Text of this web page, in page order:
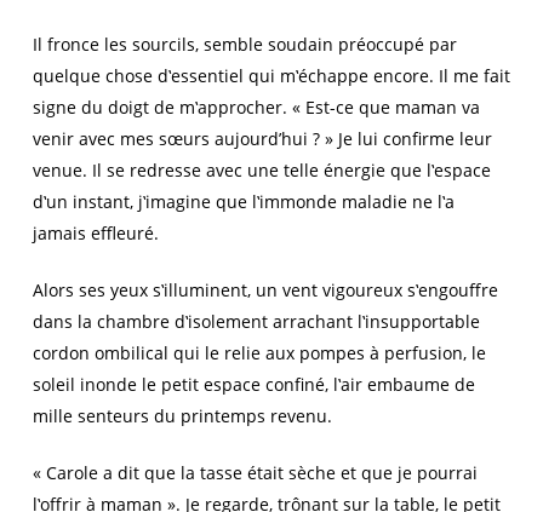
Il fronce les sourcils, semble soudain préoccupé par
quelque chose d‛essentiel qui m‛échappe encore. Il me fait
signe du doigt de m‛approcher. « Est-ce que maman va
venir avec mes sœurs aujourd’hui ? » Je lui confirme leur
venue. Il se redresse avec une telle énergie que l‛espace
d‛un instant, j‛imagine que l‛immonde maladie ne l‛a
jamais effleuré.
Alors ses yeux s‛illuminent, un vent vigoureux s‛engouffre
dans la chambre d‛isolement arrachant l‛insupportable
cordon ombilical qui le relie aux pompes à perfusion, le
soleil inonde le petit espace confiné, l‛air embaume de
mille senteurs du printemps revenu.
« Carole a dit que la tasse était sèche et que je pourrai
l‛offrir à maman ». Je regarde, trônant sur la table, le petit